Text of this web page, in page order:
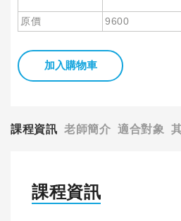
原價
9600
加入購物車
課程資訊 老師簡介 適合對象
課程資訊